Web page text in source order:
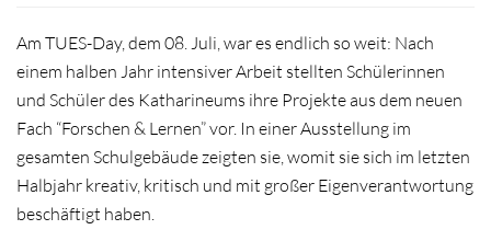
Am TUES-Day, dem 08. Juli, war es endlich so weit: Nach
einem halben Jahr intensiver Arbeit stellten Schülerinnen
und Schüler des Katharineums ihre Projekte aus dem neuen
Fach “Forschen & Lernen” vor. In einer Ausstellung im
gesamten Schulgebäude zeigten sie, womit sie sich im letzten
Halbjahr kreativ, kritisch und mit großer Eigenverantwortung
beschäftigt haben.